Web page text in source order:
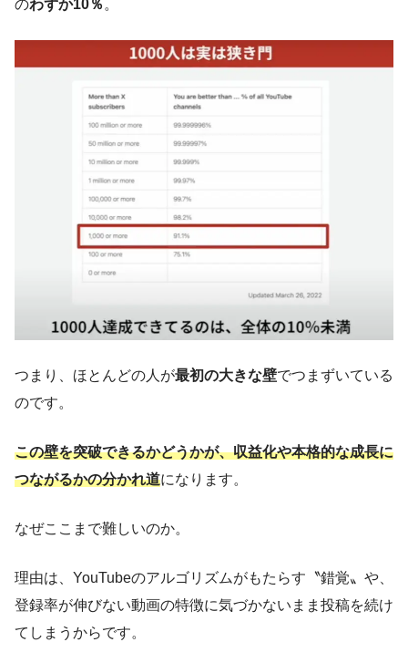
のわずか10％ 。
つまり、ほとんどの人が最初の大きな壁でつまずいている
のです。
この壁を突破できるかどうかが、収益化や本格的な成長に
つながるかの分かれ道になります。
なぜここまで難しいのか。
理由は、YouTubeのアルゴリズムがもたらす〝錯覚〟や、
登録率が伸びない動画の特徴に気づかないまま投稿を続け
てしまうからです。